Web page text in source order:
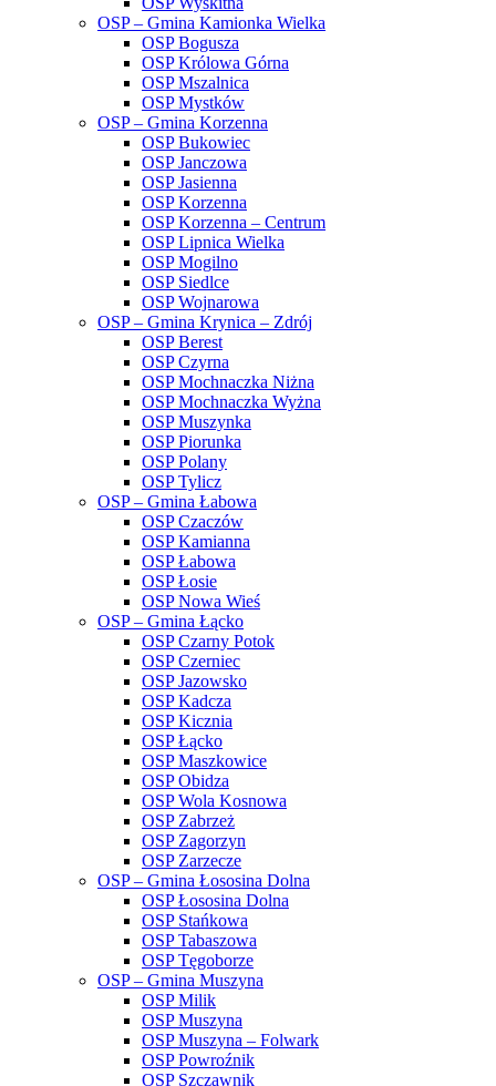
OSP – Gmina Kamionka Wielka
OSP Bogusza
OSP Królowa Górna
OSP Mszalnica
OSP Mystków
OSP – Gmina Korzenna
OSP Bukowiec
OSP Janczowa
OSP Jasienna
OSP Korzenna
OSP Korzenna – Centrum
OSP Lipnica Wielka
OSP Mogilno
OSP Siedlce
OSP Wojnarowa
OSP – Gmina Krynica – Zdrój
OSP Berest
OSP Czyrna
OSP Mochnaczka Niżna
OSP Mochnaczka Wyżna
OSP Muszynka
OSP Piorunka
OSP Polany
OSP Tylicz
OSP – Gmina Łabowa
OSP Czaczów
OSP Kamianna
OSP Łabowa
OSP Łosie
OSP Nowa Wieś
OSP – Gmina Łącko
OSP Czarny Potok
OSP Czerniec
OSP Jazowsko
OSP Kadcza
OSP Kicznia
OSP Łącko
OSP Maszkowice
OSP Obidza
OSP Wola Kosnowa
OSP Zabrzeż
OSP Zagorzyn
OSP Zarzecze
OSP – Gmina Łososina Dolna
OSP Łososina Dolna
OSP Stańkowa
OSP Tabaszowa
OSP Tęgoborze
OSP – Gmina Muszyna
OSP Milik
OSP Muszyna
OSP Muszyna – Folwark
OSP Powroźnik
OSP Szczawnik